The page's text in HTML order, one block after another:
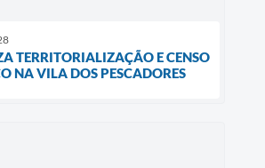
TERRITORIALIZAÇÃO E CENSO
NA VILA DOS PESCADORES